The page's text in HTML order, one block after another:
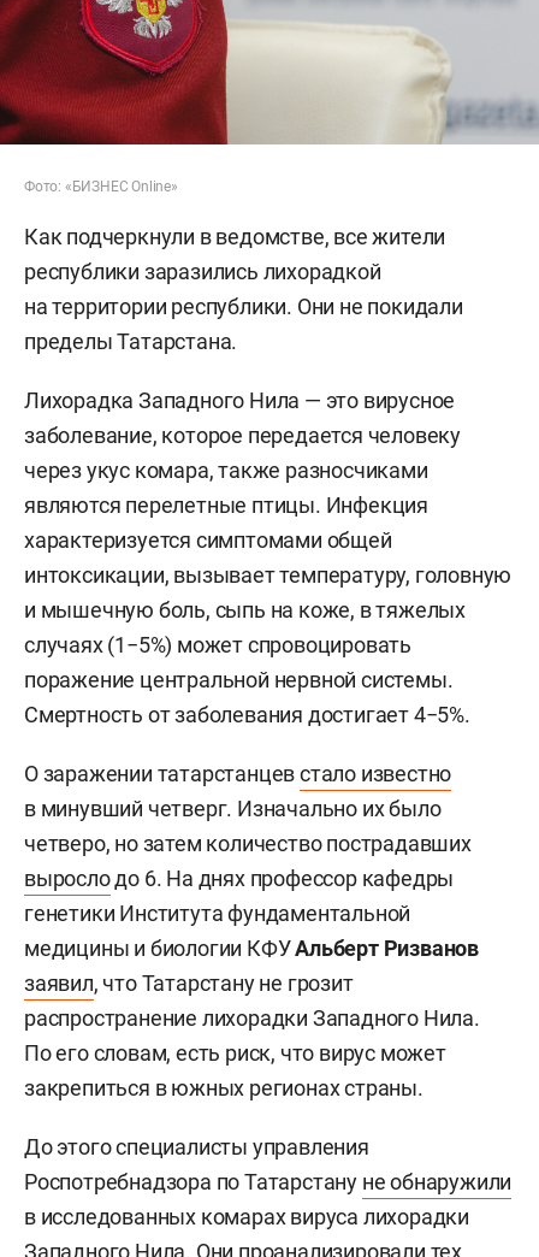
Фото: «БИЗНЕС Online»
Как подчеркнули в ведомстве, все жители
республики заразились лихорадкой
на территории республики. Они не покидали
пределы Татарстана.
Лихорадка Западного Нила — это вирусное
заболевание, которое передается человеку
через укус комара, также разносчиками
являются перелетные птицы. Инфекция
характеризуется симптомами общей
интоксикации, вызывает температуру, головную
и мышечную боль, сыпь на коже, в тяжелых
случаях (1−5%) может спровоцировать
поражение центральной нервной системы.
Смертность от заболевания достигает 4−5%.
О заражении татарстанцевстало известно
в минувший четверг. Изначально их было
четверо, но затем количество пострадавших
вырослодо 6. На днях профессор кафедры
генетики Института фундаментальной
медицины и биологии КФУАльберт Ризванов
заявил, что Татарстану не грозит
распространение лихорадки Западного Нила.
По его словам, есть риск, что вирус может
закрепиться в южных регионах страны.
До этого специалисты управления
Роспотребнадзора по Татарстану не обнаружили
в исследованных комарах вируса лихорадки
Западного Нила. Они проанализировали тех